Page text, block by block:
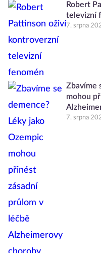
Robert
televizní
7. srpna
Zbavíme
mohou
7. srpna